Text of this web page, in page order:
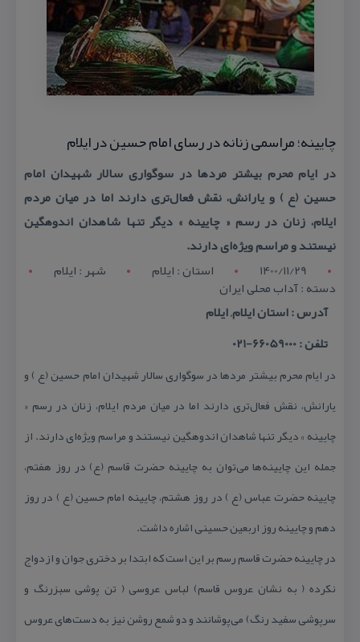
چایینه؛ مراسمی زنانه در رسای امام حسین در ایلام
در ایام محرم بیشتر مردها در سوگواری سالار شهیدان امام
حسین (ع ) و یارانش، نقش فعال‌تری دارند اما در میان مردم
ایلام، زنان در رسم « چایینه » دیگر تنها شاهدان اندوهگین
نیستند و مراسم ویژه‌ای دارند.
1400/11/29
استان : ايلام شهر : ایلام
دسته : آداب محلی ایران
آدرس : استان ایلام, ایلام
تلفن : 66059000-021
در ایام محرم بیشتر مردها در سوگواری سالار شهیدان امام حسین (ع ) و
یارانش، نقش فعال‌تری دارند اما در میان مردم ایلام، زنان در رسم «
چایینه » دیگر تنها شاهدان اندوهگین نیستند و مراسم ویژه‌ای دارند. از
جمله این چایینه‌ها می‌توان به چایینه حضرت قاسم (ع) در روز هفتم،
چایینه حضرت عباس (ع ) در روز هشتم، چایینه امام حسین (ع ) در روز
دهم و چایینه روز اربعین حسینی اشاره داشت.
در چایینه حضرت قاسم رسم بر این است كه ابتدا بر دختری جوان و ازدواج
نكرده ( به نشان عروس قاسم) لباس عروسی ( تن پوشی سبزرنگ و
سرپوشی سفید رنگ) می‌پوشانند و دو شمع روشن نیز به دست‌های عروس